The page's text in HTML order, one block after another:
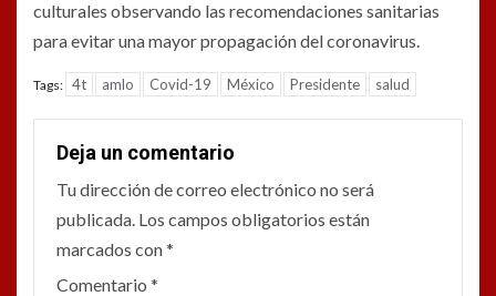
culturales observando las recomendaciones sanitarias
para evitar una mayor propagación del coronavirus.
Tags: 4t amlo Covid-19 México Presidente salud
Deja un comentario
Tu dirección de correo electrónico no será
publicada. Los campos obligatorios están
marcados con*
Comentario *